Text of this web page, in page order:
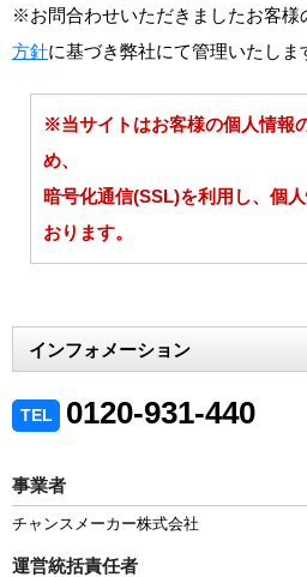
※お問合わせいただきましたお客様
方針に基づき弊社にて管理いたしま
※当サイトはお客様の個人情報
め、
暗号化通信(SSL)を利用し、個
おります。
インフォメーション
TEL 0120-931-440
事業者
チャンスメーカー株式会社
運営統括責任者